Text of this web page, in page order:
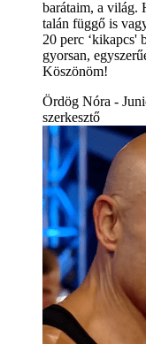
barátaim, a világ.
talán függő is
20 perc ‘kikapcs'
gyorsan,
Köszönöm!
Ördög Nóra -
szerkesztő